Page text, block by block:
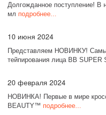
Долгожданное поступление! В
мл подробнее...
10 июня 2024
Представляем НОВИНКУ!
тейпирования лица BB
20 февраля 2024
НОВИНКА! Первые в мире
BEAUTY™ подробнее...